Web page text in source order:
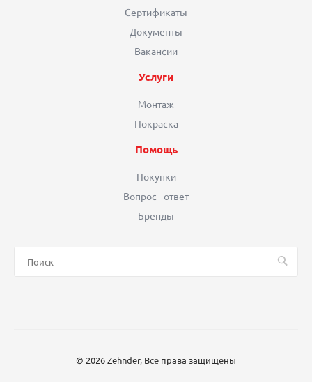
Сертификаты
Документы
Вакансии
Услуги
Монтаж
Покраска
Помощь
Покупки
Вопрос - ответ
Бренды
© 2026 Zehnder, Все права защищены